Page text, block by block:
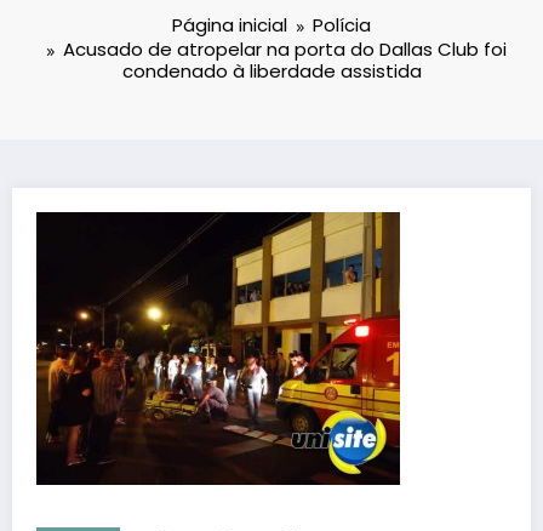
Página inicial
Polícia
Acusado de atropelar na porta do Dallas Club foi
condenado à liberdade assistida